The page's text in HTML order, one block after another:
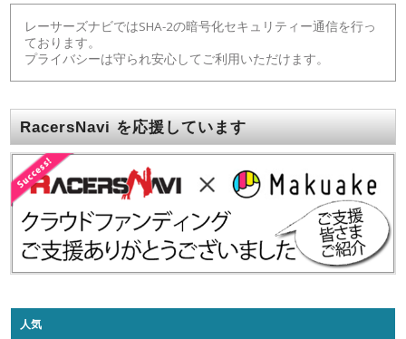
レーサーズナビではSHA-2の暗号化セキュリティー通信を行っ
ております。
プライバシーは守られ安心してご利用いただけます。
RacersNavi を応援しています
人気